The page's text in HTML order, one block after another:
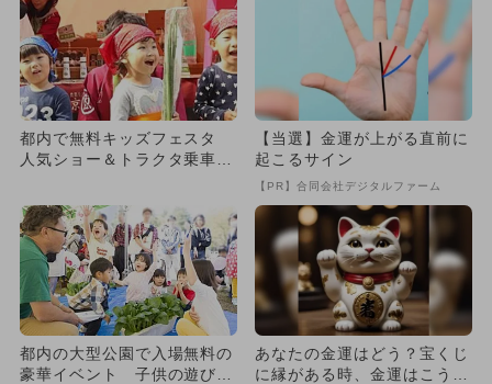
都内で無料キッズフェスタ
人気ショー＆トラクタ乗車＆
【当選】金運が上がる直前に
起こるサイン
【PR】合同会社デジタルファーム
都内の大型公園で入場無料の
豪華イベント 子供の遊び＆
あなたの金運はどう？宝くじ
に縁がある時、金運はこう変